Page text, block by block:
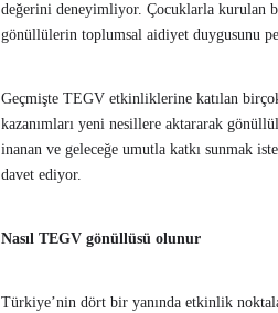
değerini deneyimliyor. Çocuklarla kurulan
gönüllülerin toplumsal aidiyet duygusunu
Geçmişte TEGV etkinliklerine katılan
kazanımları yeni nesillere aktararak
inanan ve geleceğe umutla katkı sunmak
davet ediyor.
Nasıl TEGV gönüllüsü olunur
Türkiye’nin dört bir yanında etkinlik